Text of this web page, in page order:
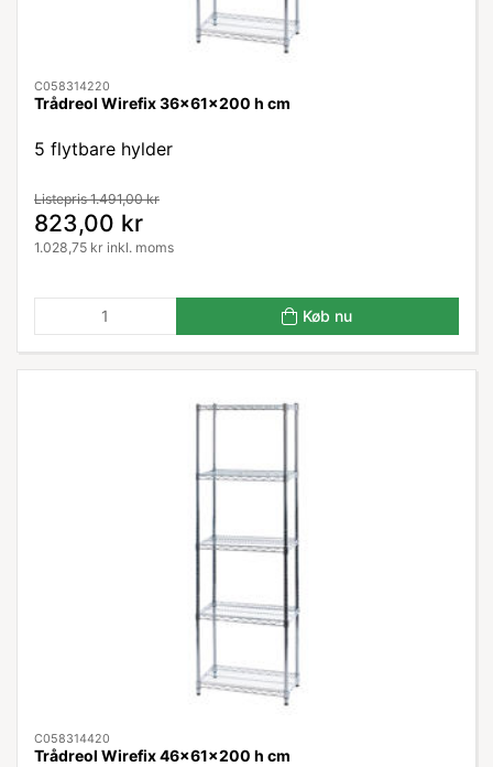
C058314220
Trådreol Wirefix 36x61x200 h cm
5 flytbare hylder
Listepris 1.491,00 kr
823,00 kr
1.028,75 kr inkl. moms
Køb nu
C058314420
Trådreol Wirefix 46x61x200 h cm